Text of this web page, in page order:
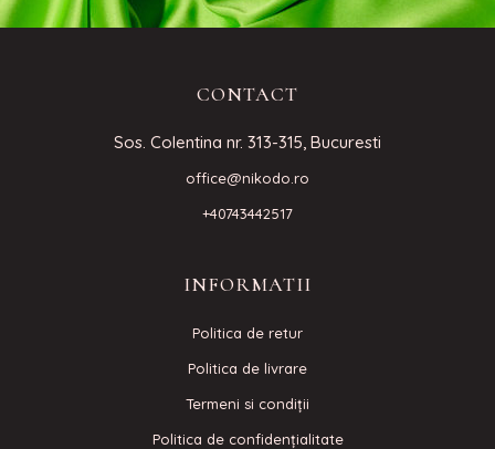
CONTACT
Sos. Colentina nr. 313-315, Bucuresti
office@nikodo.ro
+40743442517
INFORMATII
Politica de retur
Politica de livrare
Termeni si condiţii
Politica de confidenţialitate